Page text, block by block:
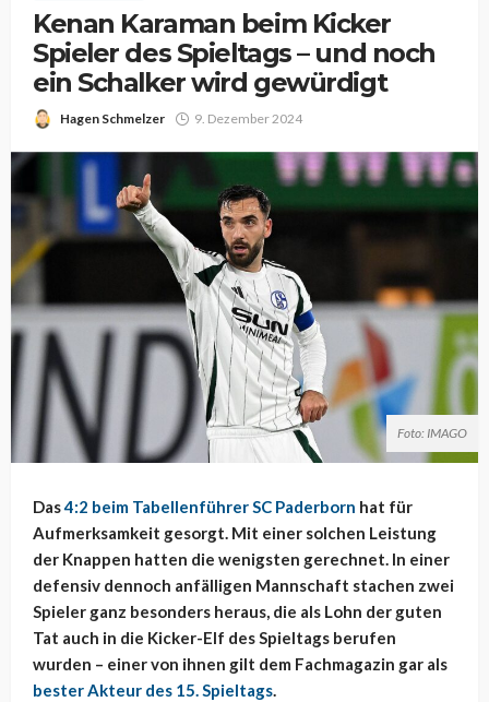
Kenan Karaman beim Kicker
Spieler des Spieltags – und noch
ein Schalker wird gewürdigt
Hagen Schmelzer 9. Dezember 2024
Foto: IMAGO
Das4:2 beim Tabellenführer SC Paderborn hat für
Aufmerksamkeit gesorgt. Mit einer solchen Leistung
der Knappen hatten die wenigsten gerechnet. In einer
defensiv dennoch anfälligen Mannschaft stachen zwei
Spieler ganz besonders heraus, die als Lohn der guten
Tat auch in die Kicker-Elf des Spieltags berufen
wurden – einer von ihnen gilt dem Fachmagazin gar als
bester Akteur des 15. Spieltags.